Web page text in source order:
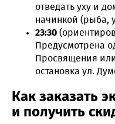
отведать уху и
начинкой (рыба,
23:30
Предусмотрена
Просвящения
остановка ул.
Как заказать
и получить